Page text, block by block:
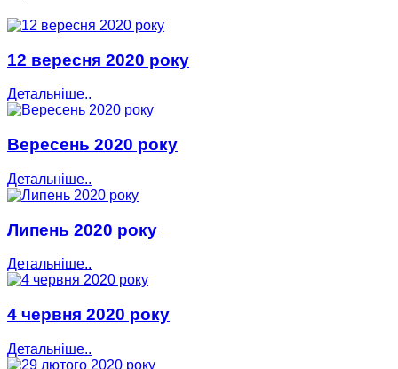
12 вересня 2020 року
Детальніше..
Вересень 2020 року
Детальніше..
Липень 2020 року
Детальніше..
4 червня 2020 року
Детальніше..